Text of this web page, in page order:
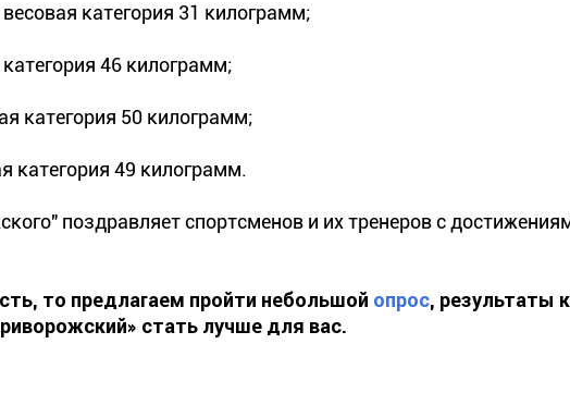
весовая категория 31 килограмм;
категория 46 килограмм;
категория 50 килограмм;
категория 49 килограмм.
поздравляет спортсменов и их тренеров с
то предлагаем пройти небольшой опрос, результаты
стать лучше для вас.